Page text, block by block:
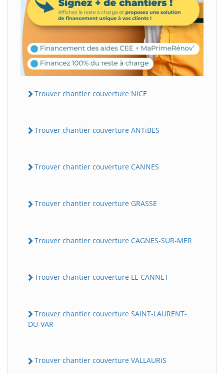
Trouver chantier couverture NiCE
Trouver chantier couverture ANTiBES
Trouver chantier couverture CANNES
Trouver chantier couverture GRASSE
Trouver chantier couverture CAGNES-SUR-MER
Trouver chantier couverture LE CANNET
Trouver chantier couverture SAiNT-LAURENT-
DU-VAR
Trouver chantier couverture VALLAURiS